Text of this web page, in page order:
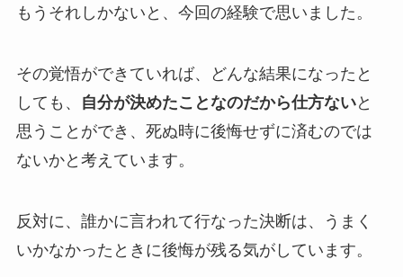
もうそれしかないと、今回の経験で思いました。
その覚悟ができていれば、どんな結果になったと
しても、
自分が決めたことなのだから仕方ないと
思うことができ、死ぬ時に後悔せずに済むのでは
ないかと考えています。
反対に、誰かに言われて行なった決断は、うまく
いかなかったときに後悔が残る気がしています。